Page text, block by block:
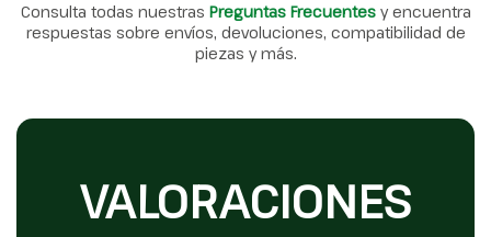
Consulta todas nuestras Preguntas Frecuentes y encuentra
respuestas sobre envíos, devoluciones, compatibilidad de
piezas y más.
VALORACIONES